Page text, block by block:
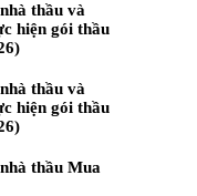
thầu và
hiện gói thầu
thầu và
hiện gói thầu
thầu Mua